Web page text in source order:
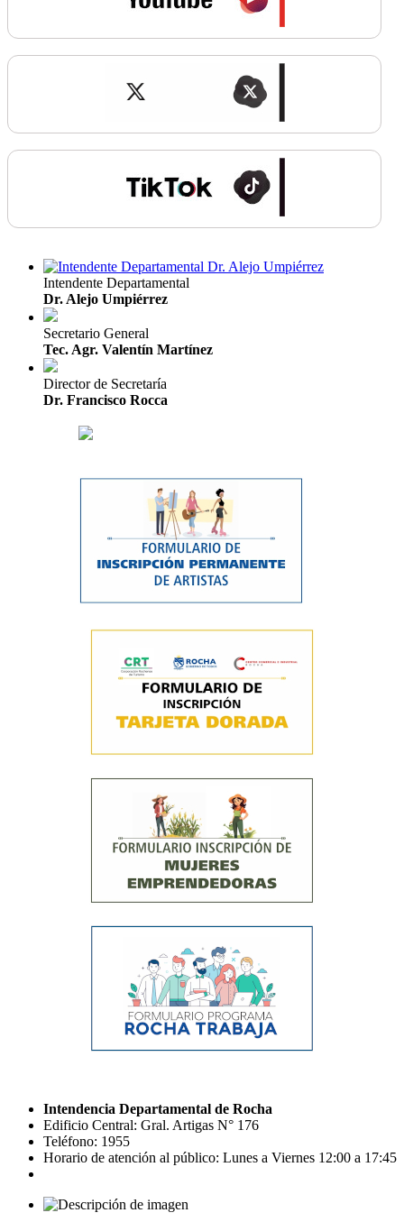
Intendente Departamental
Dr. Alejo Umpiérrez
Secretario General
Tec. Agr. Valentín Martínez
Director de Secretaría
Dr. Francisco Rocca
Intendencia Departamental de Rocha
Edificio Central: Gral. Artigas N° 176
Teléfono: 1955
Horario de atención al público: Lunes a Viernes 12:00 a 17:45